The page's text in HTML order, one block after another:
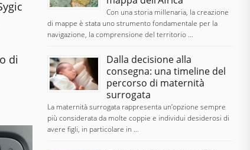
di
Con una storia millenaria, la creazione
di mappe è stata uno strumento fondamentale per la
navigazione, la comprensione del territorio …
Dalla decisione alla
consegna: una timeline del
percorso di maternità
surrogata
La maternità surrogata rappresenta un’opzione sempre
più considerata da molte coppie e individui desiderosi di
avere figli, in particolare in …